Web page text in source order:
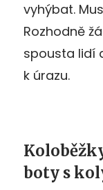
vyhýbat.
Rozhodně
spousta lidí
k úrazu.
boty s